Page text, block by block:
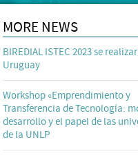
MORE NEWS
BIREDIAL ISTEC 2023 se
Uruguay
Workshop «Emprendimiento y
Transferencia de Tecnología:
desarrollo y el papel de las
de la UNLP